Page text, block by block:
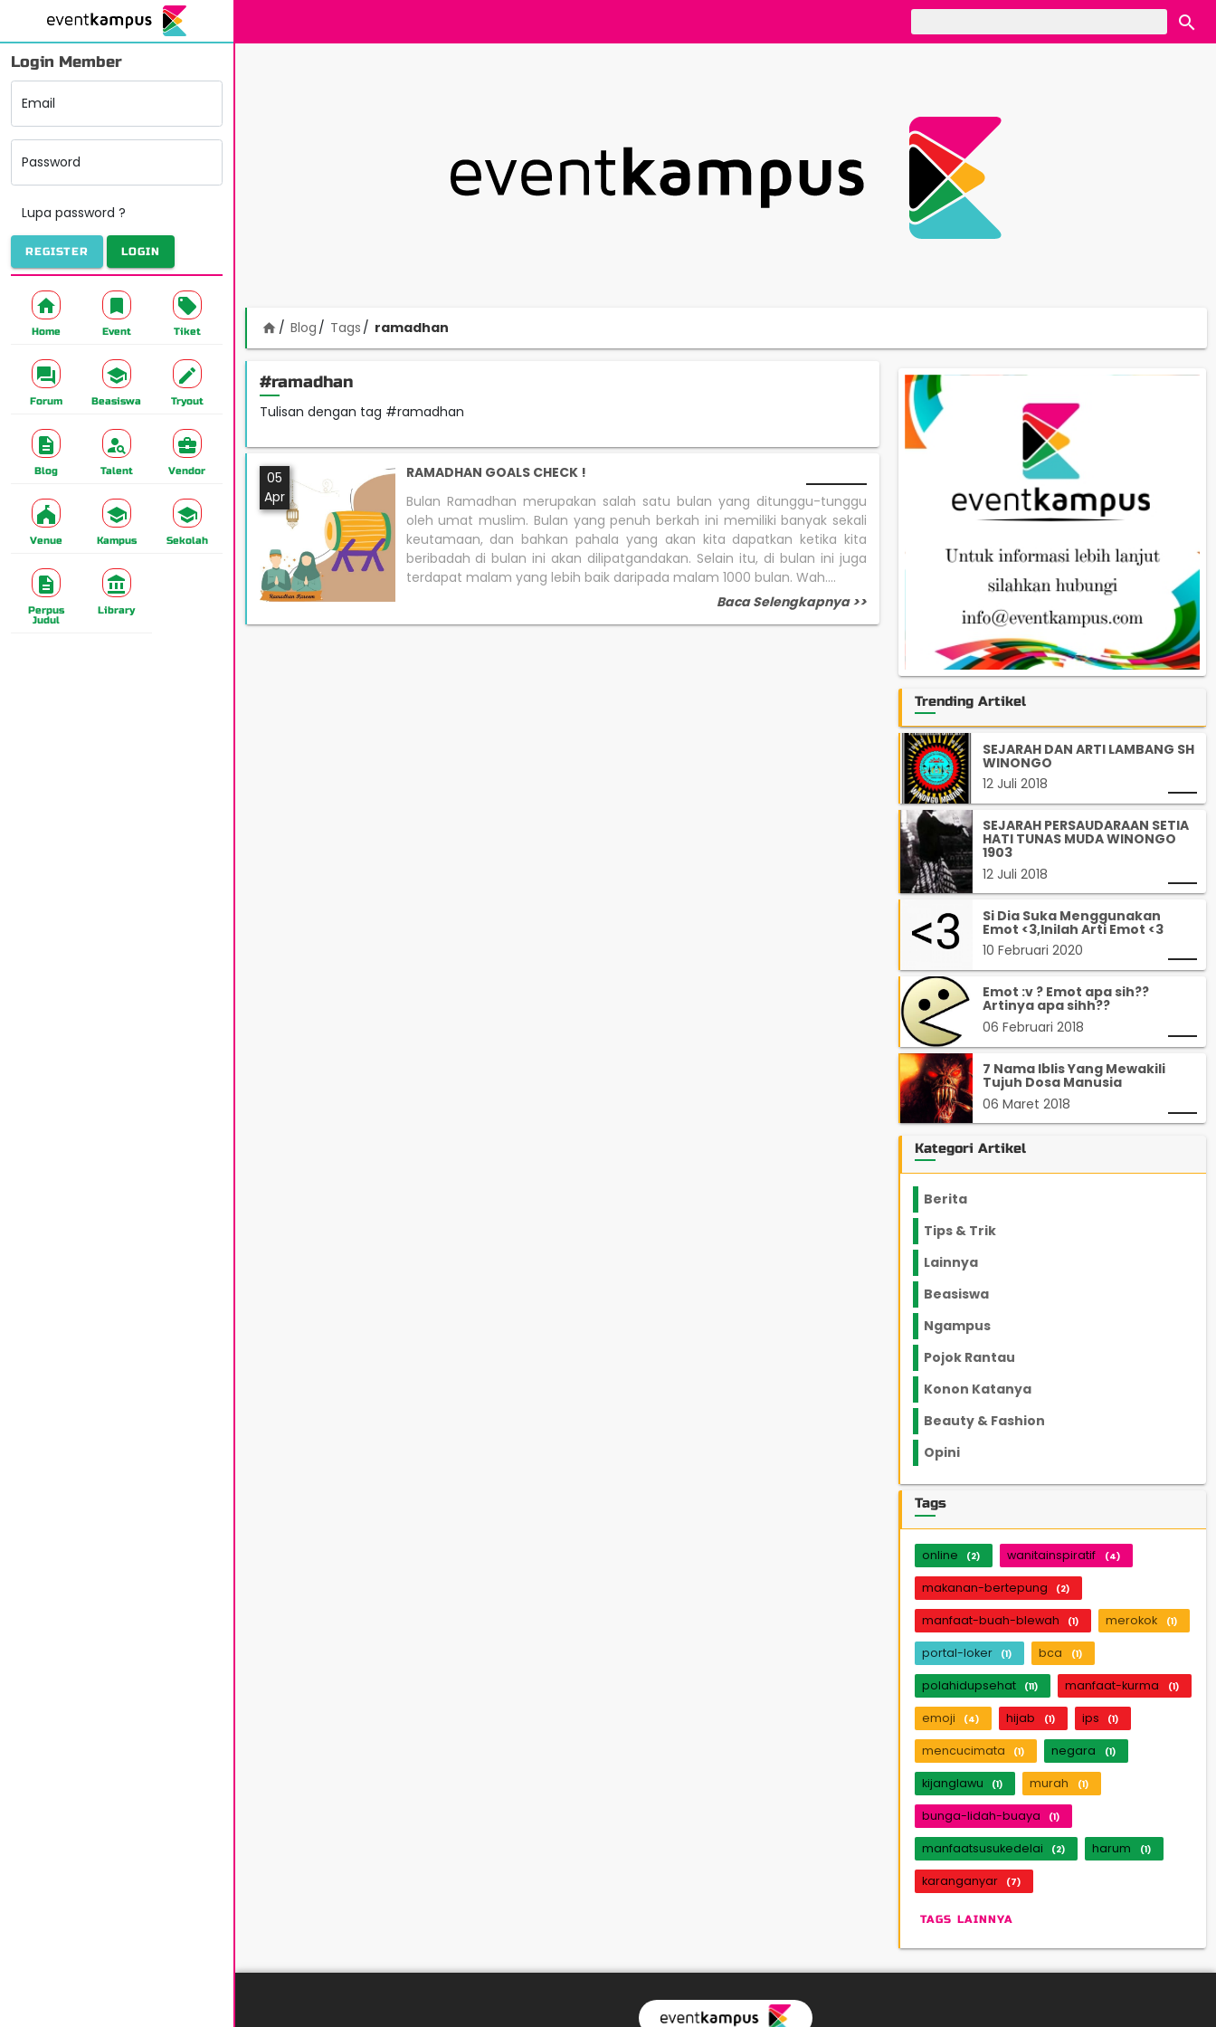
Login Member
Email
Password
Lupa password ?
REGISTER LOGIN
Home Event Tiket
Forum Beasiswa Tryout
Blog Talent Vendor
Venue Kampus Sekolah
Perpus
Judul
Library
home Blog Tags ramadhan
#ramadhan
Tulisan dengan tag #ramadhan
05
Apr
RAMADHAN GOALS CHECK !
Bulan Ramadhan merupakan salah satu bulan yang ditunggu-tunggu
oleh umat muslim. Bulan yang penuh berkah ini memiliki banyak sekali
keutamaan, dan bahkan pahala yang akan kita dapatkan ketika kita
beribadah di bulan ini akan dilipatgandakan. Selain itu, di bulan ini juga
terdapat malam yang lebih baik daripada malam 1000 bulan. Wah....
Baca Selengkapnya >>
Trending Artikel
SEJARAH DAN ARTI LAMBANG SH
WINONGO
12 Juli 2018
SEJARAH PERSAUDARAAN SETIA
HATI TUNAS MUDA WINONGO
1903
12 Juli 2018
Si Dia Suka Menggunakan
Emot <3,Inilah Arti Emot <3
10 Februari 2020
Emot :v ? Emot apa sih??
Artinya apa sihh??
06 Februari 2018
7 Nama Iblis Yang Mewakili
Tujuh Dosa Manusia
06 Maret 2018
Kategori Artikel
Berita
Tips & Trik
Lainnya
Beasiswa
Ngampus
Pojok Rantau
Konon Katanya
Beauty & Fashion
Opini
Tags
online (2) wanitainspiratif (4)
makanan-bertepung (2)
manfaat-buah-blewah (1) merokok (1)
portal-loker (1) bca (1)
polahidupsehat (11) manfaat-kurma (1)
emoji (4) hijab (1) ips (1)
mencucimata (1) negara (1)
kijanglawu (1) murah (1)
bunga-lidah-buaya (1)
manfaatsusukedelai (2) harum (1)
karanganyar (7)
TAGS LAINNYA